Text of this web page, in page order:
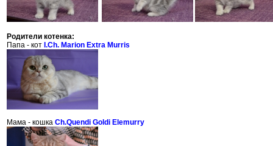
Родители котенка:
Папа - кот I.Ch. Marion Extra Murris
Мама - кошка Ch.Quendi Goldi Elemurry